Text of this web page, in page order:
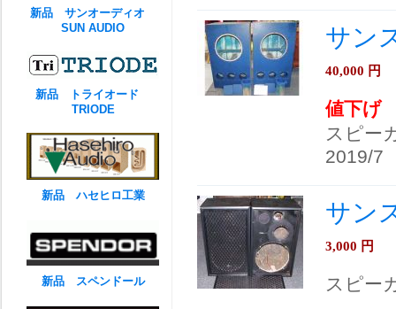
サン
40,000 円
値下げ
スピー
2019/7
サン
3,000 円
スピー
新品 サンオーディオ
SUN AUDIO
新品 トライオード
TRIODE
新品 ハセヒロ工業
新品 スペンドール